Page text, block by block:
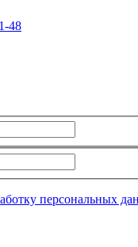
48
персональных